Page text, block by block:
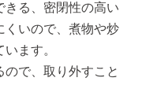
きる、密閉性の高い
くいので、煮物や炒
ます。
で、取り外すこと